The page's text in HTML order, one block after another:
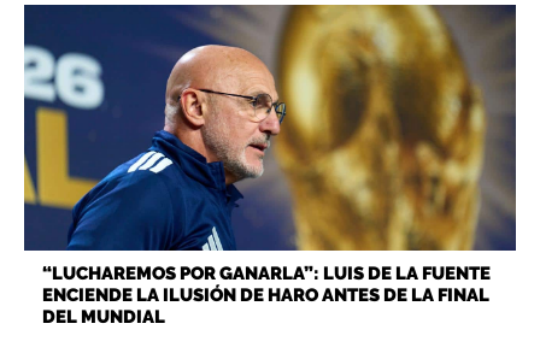
“LUCHAREMOS POR GANARLA”: LUIS DE LA FUENTE
ENCIENDE LA ILUSIÓN DE HARO ANTES DE LA FINAL
DEL MUNDIAL